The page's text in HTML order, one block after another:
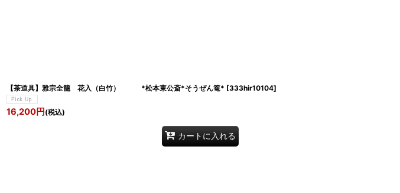
【茶道具】雅宗全籠 花入（白竹） *松本東公斎*そうぜん篭* [333hir10104]
16,200円 (税込)
カートに入れる